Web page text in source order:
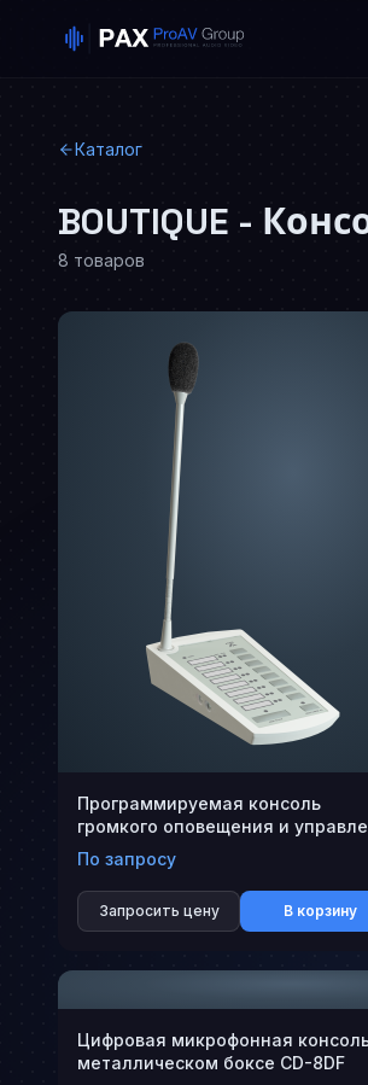
Каталог
BOUTIQUE -
8 товаров
Программируемая консоль
громкого оповещения и
эвакуацией DPM-MAIN
По запросу
Запросить цену В корзину
Цифровая микрофонная
металлическом боксе CD-8DF